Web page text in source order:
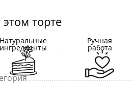
торте
Натуральные
ингредиенты
Ручная
работа